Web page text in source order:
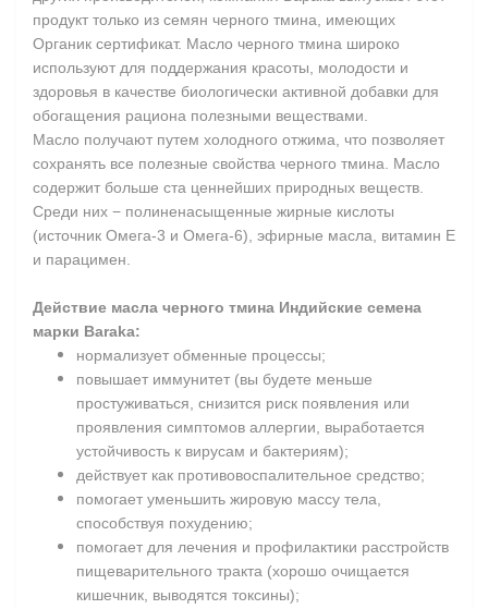
продукт только из семян черного тмина, имеющих
Органик сертификат. Масло черного тмина широко
используют для поддержания красоты, молодости и
здоровья в качестве биологически активной добавки для
обогащения рациона полезными веществами.
Масло получают путем холодного отжима, что позволяет
сохранять все полезные свойства черного тмина. Масло
содержит больше ста ценнейших природных веществ.
Среди них − полиненасыщенные жирные кислоты
(источник Омега-3 и Омега-6), эфирные масла, витамин Е
и парацимен.
Действие масла черного тмина Индийские семена
марки Baraka:
нормализует обменные процессы;
повышает иммунитет (вы будете меньше
простуживаться, снизится риск появления или
проявления симптомов аллергии, выработается
устойчивость к вирусам и бактериям);
действует как противовоспалительное средство;
помогает уменьшить жировую массу тела,
способствуя похудению;
помогает для лечения и профилактики расстройств
пищеварительного тракта (хорошо очищается
кишечник, выводятся токсины);